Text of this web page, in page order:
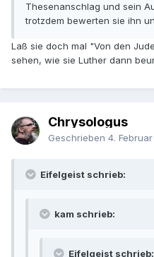
Thesenanschlag und sein
trotzdem bewerten sie ihn
Laß sie doch mal "Von den
sehen, wie sie Luther dann
Chrysologus
Geschrieben 4. Februar
Eifelgeist schrieb:
kam schrieb:
Eifelgeist schrieb: